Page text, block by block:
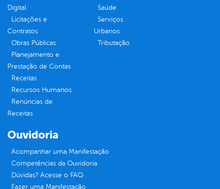
Digital
Licitações e
Contratos
Obras Públicas
Planejamento e
Prestação de Contas
Receitas
Recursos Humanos
Renúncias de
Receitas
Saúde
Serviços
Urbanos
Tributação
Ouvidoria
Acompanhar uma Manifestação
Competências da Ouvidoria
Dúvidas? Acesse o FAQ
Fazer uma Manifestação